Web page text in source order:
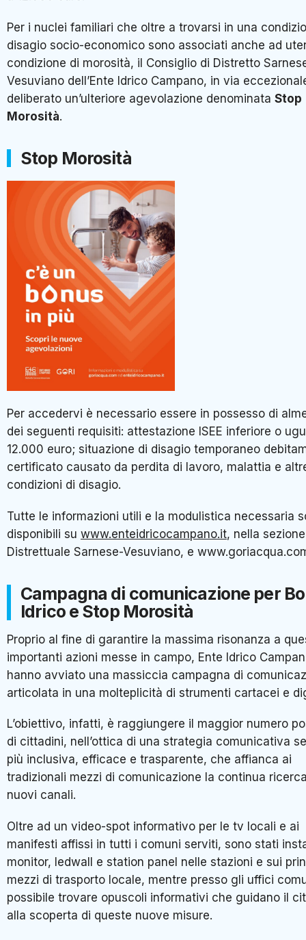
Per i nuclei familiari che oltre a trovarsi in una
disagio socio-economico sono associati anche ad
condizione di morosità, il Consiglio di Distretto
Vesuviano dell’Ente Idrico Campano, in via
deliberato un’ulteriore agevolazione denominata Stop
Morosità.
Stop Morosità
Per accedervi è necessario essere in possesso di
dei seguenti requisiti: attestazione ISEE inferiore o
12.000 euro; situazione di disagio temporaneo
certificato causato da perdita di lavoro, malattia e
condizioni di disagio.
Tutte le informazioni utili e la modulistica necessaria
disponibili su www.enteidricocampano.it, nella
Distrettuale Sarnese-Vesuviano, e
Campagna di comunicazione per
Idrico e Stop Morosità
Proprio al fine di garantire la massima risonanza a
importanti azioni messe in campo, Ente Idrico
hanno avviato una massiccia campagna di
articolata in una molteplicità di strumenti cartacei e
L’obiettivo, infatti, è raggiungere il maggior numero
di cittadini, nell’ottica di una strategia comunicativa
più inclusiva, efficace e trasparente, che affianca ai
tradizionali mezzi di comunicazione la continua
nuovi canali.
Oltre ad un video-spot informativo per le tv locali e ai
manifesti affissi in tutti i comuni serviti, sono stati
monitor, ledwall e station panel nelle stazioni e sui
mezzi di trasporto locale, mentre presso gli uffici
possibile trovare opuscoli informativi che guidano il
alla scoperta di queste nuove misure.